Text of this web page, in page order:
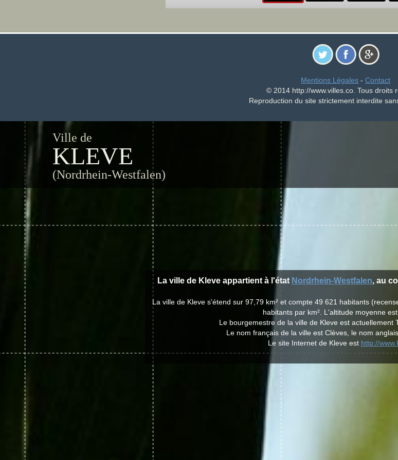
Mentions Légales - Contact
© 2014 http://www.villes.co. Tous droits
Reproduction du site strictement interdite
Ville de
KLEVE
(Nordrhein-Westfalen)
La ville de Kleve appartient à l'état Nordrhein-Westfalen, au
La ville de Kleve s'étend sur 97,79 km² et compte 49 621 habitants
habitants par km². L'altitude moyenne est
Le bourgemestre de la ville de Kleve est actuellement
Le nom français de la ville est Clèves, le nom
Le site Internet de Kleve est http://